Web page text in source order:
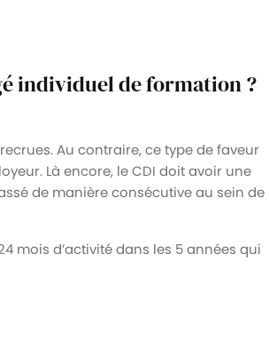
individuel de formation ?
Au contraire, ce type de faveur
Là encore, le CDI doit avoir une
de manière consécutive au sein de
mois d’activité dans les 5 années qui